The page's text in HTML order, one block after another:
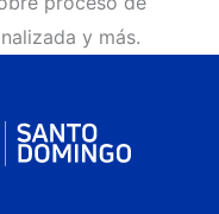
y más.